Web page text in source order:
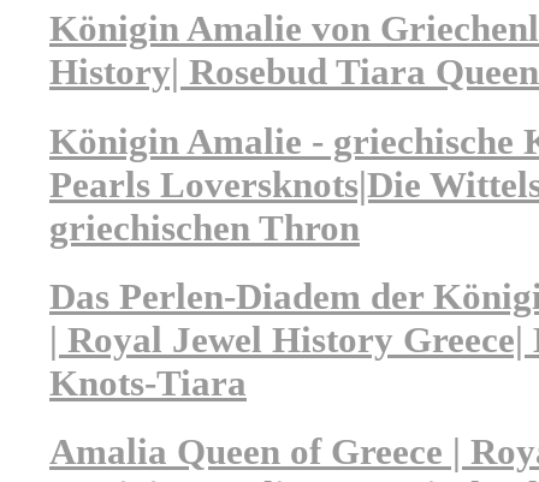
Königin Amalie von
History| Rosebud Tiara
Königin Amalie - griechische
Pearls Loversknots|Die
griechischen Thron
Das Perlen-Diadem der
| Royal Jewel History
Knots-Tiara
Amalia Queen of Greece |